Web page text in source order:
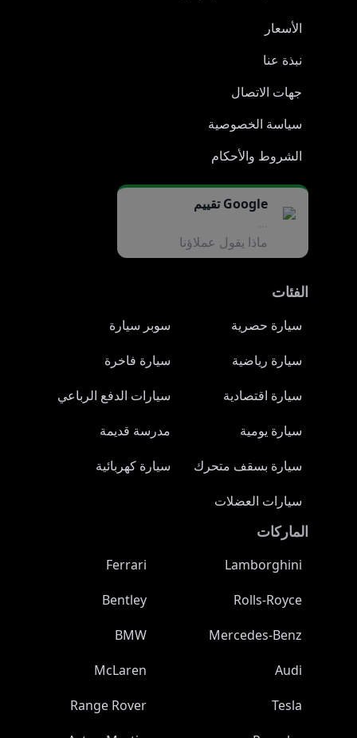
الأسعار
نبذة عنا
جهات الاتصال
سياسة الخصوصية
الشروط والأحكام
Google تقييم
ماذا يقول عملاؤنا
الفئات
سيارة حصرية
سوبر سيارة
سيارة رياضية
سيارة فاخرة
سيارة اقتصادية
سيارات الدفع الرباعي
سيارة يومية
مدرسة قديمة
سيارة بسقف متحرك
سيارة كهربائية
سيارات العضلات
الماركات
Lamborghini
Ferrari
Rolls-Royce
Bentley
Mercedes-Benz
BMW
Audi
McLaren
Tesla
Range Rover